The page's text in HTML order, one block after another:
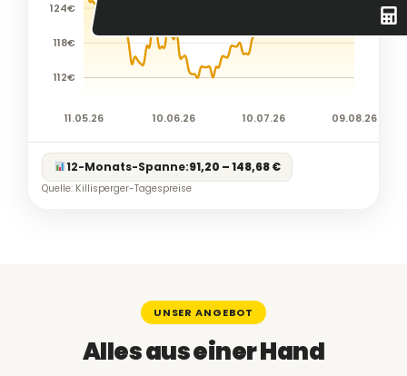
112€
118€
124€
11.05.26 10.06.26 10.07.26 09.08.26
12-Monats-Spanne:91,20 – 148,68 €
Quelle: Killisperger-Tagespreise
UNSER ANGEBOT
Alles aus einer Hand